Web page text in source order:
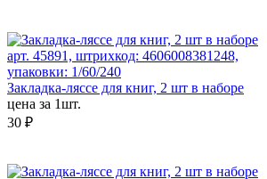
арт. 45891, штрихкод: 4606008381248,
упаковки: 1/60/240
Закладка-ляссе для книг, 2 шт в наборе
цена за 1шт.
30 ₽